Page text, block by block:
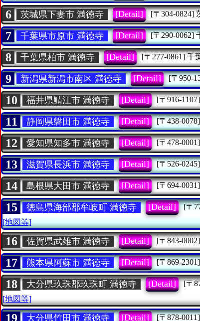
6 茨城県下妻市 満徳寺 [Detail] [〒304-0824]
7 千葉県市原市 満徳寺 [Detail] [〒290-0062]
8 千葉県柏市 満徳寺 [Detail] [〒277-0861] 千
9 新潟県新潟市南区 満徳寺 [Detail] [〒950-
10 福井県鯖江市 満徳寺 [Detail] [〒916-1107]
11 静岡県磐田市 満徳寺 [Detail] [〒438-0078]
12 愛知県知多市 満徳寺 [Detail] [〒478-0001]
13 滋賀県長浜市 満徳寺 [Detail] [〒526-0245]
14 島根県大田市 満徳寺 [Detail] [〒694-0031]
15 徳島県海部郡牟岐町 満徳寺 [Detail] [〒
[地図等]
16 佐賀県武雄市 満徳寺 [Detail] [〒843-0002]
17 熊本県阿蘇市 満徳寺 [Detail] [〒869-2301]
18 大分県玖珠郡玖珠町 満徳寺 [Detail] [〒
[地図等]
19 大分県竹田市 満徳寺 [Detail] [〒878-0011]